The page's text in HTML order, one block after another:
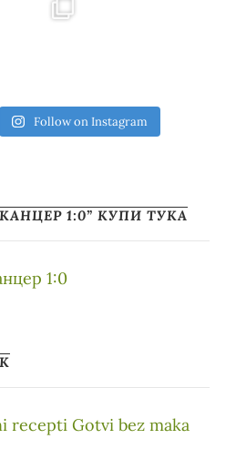
Follow on Instagram
1:0” КУПИ ТУКА